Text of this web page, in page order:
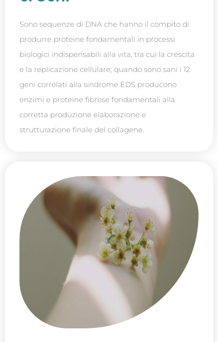
Sono sequenze di DNA che hanno il compito di
produrre proteine fondamentali in processi
biologici indispensabili alla vita, tra cui la crescita
e la replicazione cellulare; quando sono sani i 12
geni correlati alla sindrome EDS producono
enzimi e proteine fibrose fondamentali alla
corretta produzione elaborazione e
strutturazione finale del collagene.